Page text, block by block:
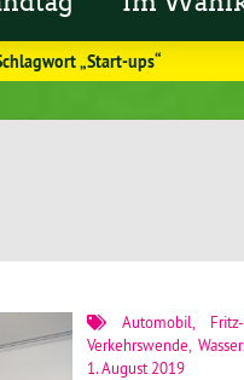
„Start-ups“
Automobil
Verkehrswende ,
1. August 2019